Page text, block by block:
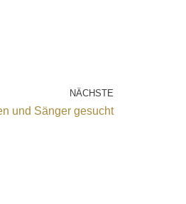
NÄCHSTE
und Sänger gesucht